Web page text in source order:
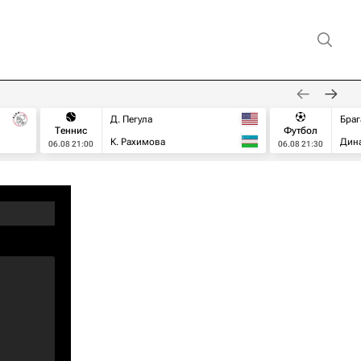
Теннис
06.08 21:00
Д. Пегула
К. Рахимова
Футбол
06.08 21:30